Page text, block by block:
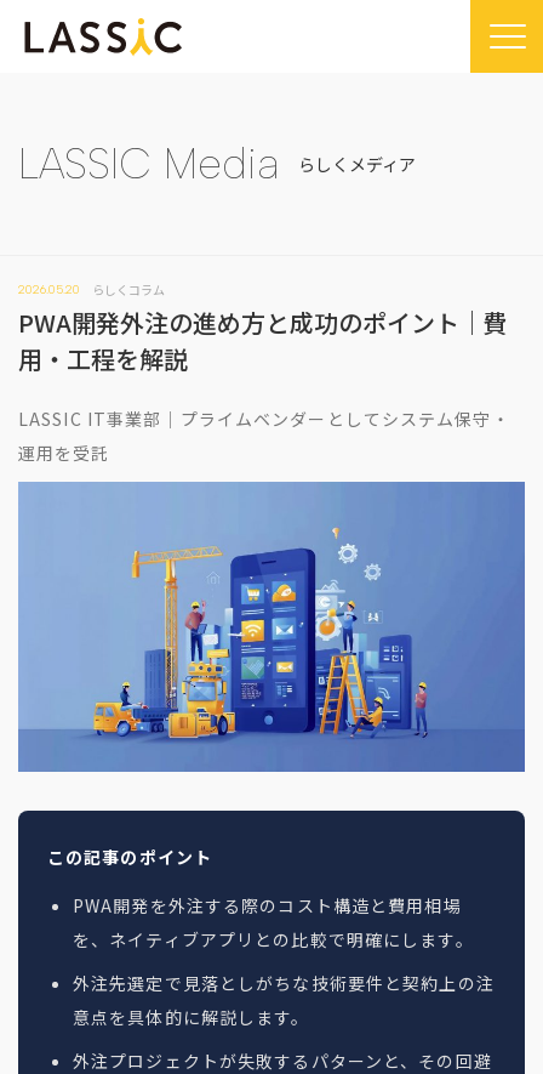
Company
会社概要
代表メッセージ
拠点一覧
Remogu（リモグ）・リラシク
Remoguフリーランス
Sustainability TOP
SDGsに対する取り組み
News TOP
プレスリリース
ニュース
開示情報
LASSIC Media
事例紹介
テレリモ総研
お問い合わせフォーム
LASSIC Media らしくメディア
2026.05.20 らしくコラム
PWA開発外注の進め方と成功のポイント｜費
用・工程を解説
LASSIC IT事業部｜プライムベンダーとしてシステム保守・
運用を受託
この記事のポイント
PWA開発を外注する際のコスト構造と費用相場
を、ネイティブアプリとの比較で明確にします。
外注先選定で見落としがちな技術要件と契約上の注
意点を具体的に解説します。
外注プロジェクトが失敗するパターンと、その回避